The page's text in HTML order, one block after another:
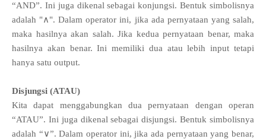
“AND”. Ini juga dikenal sebagai konjungsi. Bentuk simbolisnya
adalah "∧". Dalam operator ini, jika ada pernyataan yang salah,
maka hasilnya akan salah. Jika kedua pernyataan benar, maka
hasilnya akan benar. Ini memiliki dua atau lebih input tetapi
hanya satu output.
Disjungsi (ATAU)
Kita dapat menggabungkan dua pernyataan dengan operan
“ATAU”. Ini juga dikenal sebagai disjungsi. Bentuk simbolisnya
adalah “∨”. Dalam operator ini, jika ada pernyataan yang benar,